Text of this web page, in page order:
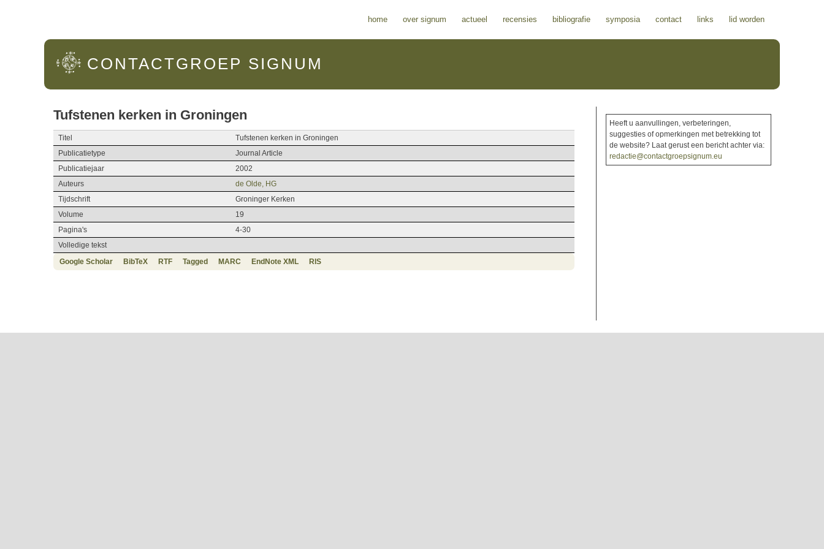
home over signum actueel recensies bibliografie symposia contact links lid worden
CONTACTGROEP SIGNUM
Tufstenen kerken in Groningen
Titel
Tufstenen kerken in Groningen
Publicatietype
Journal Article
Publicatiejaar
2002
Auteurs
de Olde, HG
Tijdschrift
Groninger Kerken
Volume
19
Pagina's
4-30
Volledige tekst
Google Scholar
BibTeX RTF Tagged MARC EndNote XML RIS
Heeft u aanvullingen, verbeteringen,
suggesties of opmerkingen met betrekking tot
de website? Laat gerust een bericht achter via:
redactie@contactgroepsignum.eu